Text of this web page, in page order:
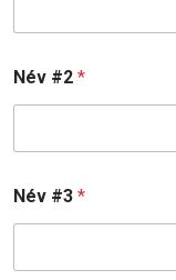
Név #2 *
Név #3 *